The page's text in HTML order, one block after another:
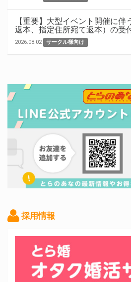
【重要】大型イベント開催に伴
返本、指定住所宛て返本）の受
2026.08.02 サークル様向け
採用情報